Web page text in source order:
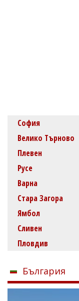
София
Велико Търново
Плевен
Русе
Варна
Стара Загора
Ямбол
Сливен
Пловдив
България